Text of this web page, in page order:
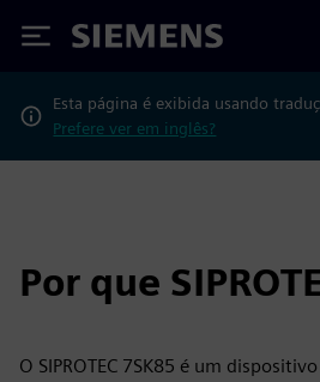
Siemens
Esta página é exibida usando
Prefere ver em inglês?
Por que
O SIPROTEC 7SK85 é um